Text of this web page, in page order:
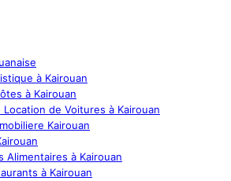
à Kairouan
à Kairouan
de Voitures à Kairouan
Kairouan
Alimentaires à Kairouan
à Kairouan